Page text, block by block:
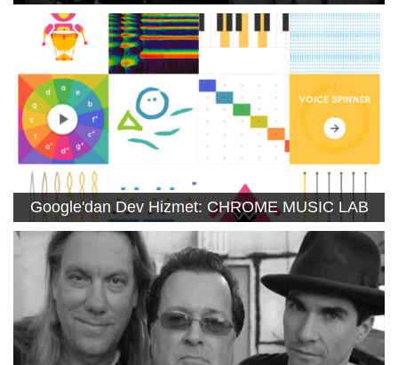
Google'dan Dev Hizmet: CHROME MUSIC LAB